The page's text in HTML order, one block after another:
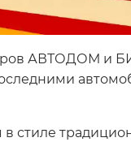
АВТОДОМ и
стиле